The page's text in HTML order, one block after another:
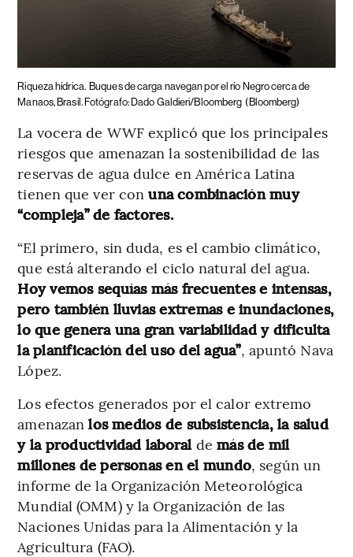
Riqueza hídrica. Buques de carga navegan por el río Negro cerca de
Manaos, Brasil. Fotógrafo: Dado Galdieri/Bloomberg (Bloomberg)
La vocera de WWF explicó que los principales
riesgos que amenazan la sostenibilidad de las
reservas de agua dulce en América Latina
tienen que ver conuna combinación muy
“compleja” de factores.
“El primero, sin duda, es el cambio climático,
que está alterando el ciclo natural del agua.
Hoy vemos sequías más frecuentes e intensas,
pero también lluvias extremas e inundaciones,
lo que genera una gran variabilidad y dificulta
la planificación del uso del agua”, apuntó Nava
López.
Los efectos generados por el calor extremo
amenazanlos medios de subsistencia, la salud
y la productividad laboral demás de mil
millones de personas en el mundo, según un
informe de la Organización Meteorológica
Mundial (OMM) y la Organización de las
Naciones Unidas para la Alimentación y la
Agricultura (FAO).